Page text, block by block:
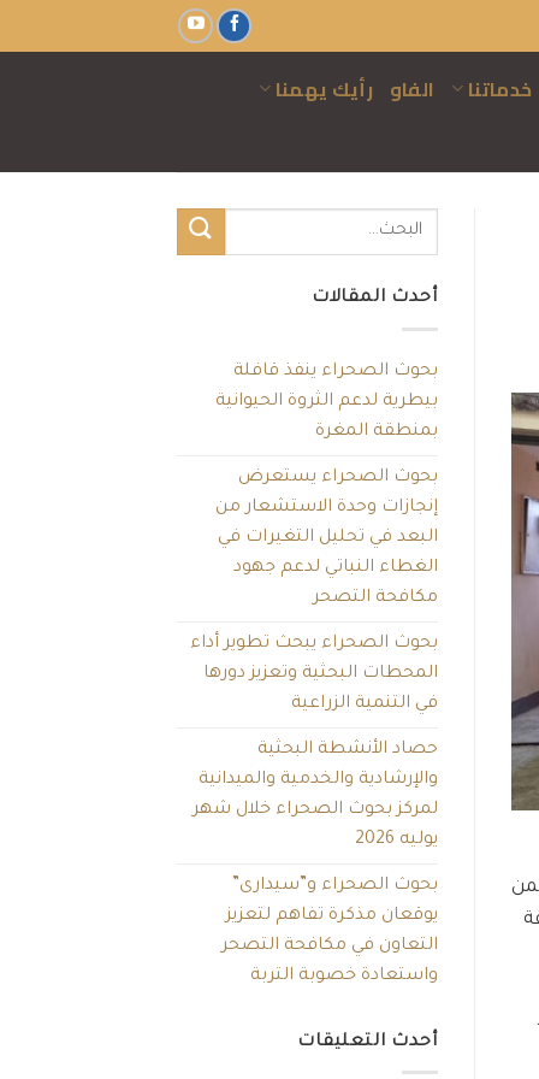
خدماتنا الفاو رأيك يهمنا
أحدث المقالات
بحوث الصحراء ينفذ قافلة
بيطرية لدعم الثروة الحيوانية
بمنطقة المغرة
بحوث الصحراء يستعرض
إنجازات وحدة الاستشعار من
البعد في تحليل التغيرات في
الغطاء النباتي لدعم جهود
مكافحة التصحر
بحوث الصحراء يبحث تطوير أداء
المحطات البحثية وتعزيز دورها
في التنمية الزراعية
حصاد الأنشطة البحثية
والإرشادية والخدمية والميدانية
لمركز بحوث الصحراء خلال شهر
يوليه 2026
بحوث الصحراء و”سيدارى”
يوقعان مذكرة تفاهم لتعزيز
التعاون في مكافحة التصحر
واستعادة خصوبة التربة
أحدث التعليقات